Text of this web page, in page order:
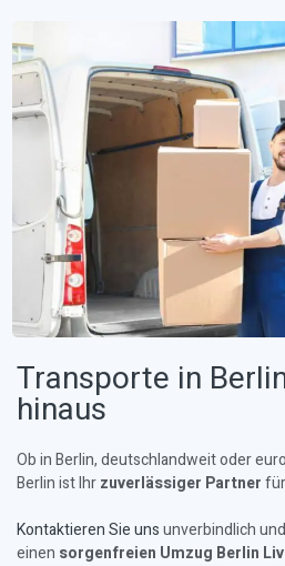
Transporte in
hinaus
Ob in Berlin, deutschlandweit oder
Berlin ist Ihrzuverlässiger Partner
Kontaktieren Sie unsunverbindlich
einen sorgenfreien Umzug Berlin